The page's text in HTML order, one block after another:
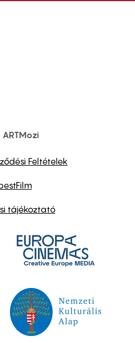
Feltételek
tájékoztató